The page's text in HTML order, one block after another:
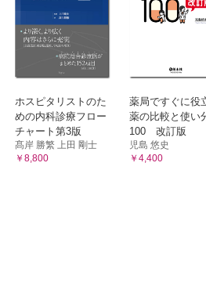
ホスピタリストのた
めの内科診療フロー
チャート第3版
髙岸 勝繁 上田 剛士
￥8,800
薬局ですぐに役
薬の比較と使い
100 改訂版
児島 悠史
￥4,400